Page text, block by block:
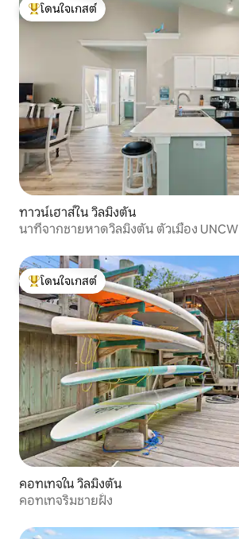
โดนใจเกสต์ที่สุด
โดนใจเกสต์
ทาวน์เฮาส์ใน วิลมิงตัน
นาทีจากชายหาดวิลมิงตัน ตัวเมือง UNCW
โดนใจเกสต์ที่สุด
โดนใจเกสต์
คอทเทจใน วิลมิงตัน
คอทเทจริมชายฝั่ง